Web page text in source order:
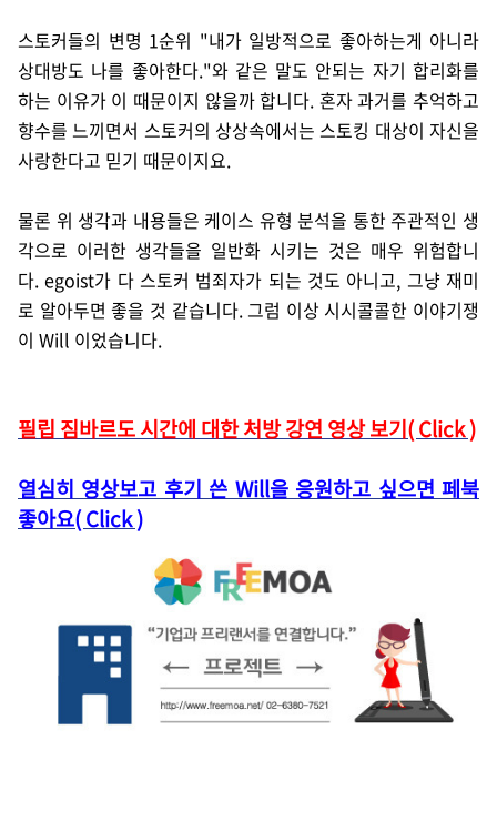
스토커들의 변명 1순위 "내가 일방적으로 좋아하는게 아니라
상대방도 나를 좋아한다."와 같은 말도 안되는 자기 합리화를
하는 이유가 이 때문이지 않을까 합니다. 혼자 과거를 추억하고
향수를 느끼면서 스토커의 상상속에서는 스토킹 대상이 자신을
사랑한다고 믿기 때문이지요.
물론 위 생각과 내용들은 케이스 유형 분석을 통한 주관적인 생
각으로 이러한 생각들을 일반화 시키는 것은 매우 위험합니
다. egoist가 다 스토커 범죄자가 되는 것도 아니고, 그냥 재미
로 알아두면 좋을 것 같습니다. 그럼 이상 시시콜콜한 이야기쟁
이 Will 이었습니다.
필립 짐바르도 시간에 대한 처방 강연 영상 보기( Click )
열심히 영상보고 후기 쓴 Will을 응원하고 싶으면 페북
좋아요( Click )